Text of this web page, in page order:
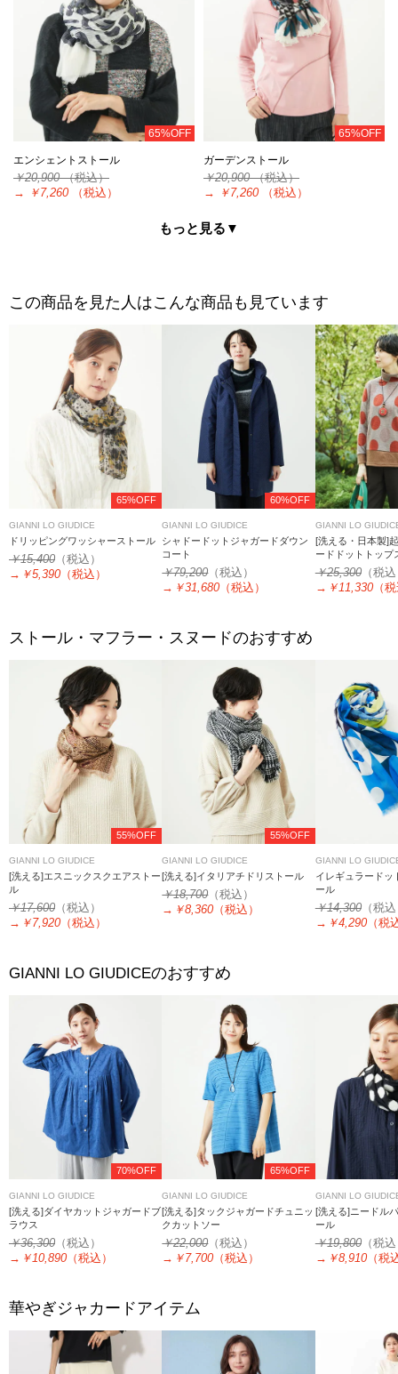
65%OFF
エンシェントストール
￥20,900（税込）
→
￥7,260 （税込）
65%OFF
ガーデンストール
￥20,900（税込）
→
￥7,260 （税込）
もっと見る▼
この商品を見た人はこんな商品も見ています
65%OFF
GIANNI LO GIUDICE
ドリッピングワッシャーストール
￥15,400 （税込）
→ ￥5,390 （税込）
60%OFF
GIANNI LO GIUDICE
シャドードットジャガードダウン
コート
￥79,200（税込）
→ ￥31,680 （税込）
GIANNI LO
[洗える・日本製]
ードドットトップ
￥25,300（税
→ ￥11,330（
ストール・マフラー・スヌードのおすすめ
55%OFF
GIANNI LO GIUDICE
[洗える]エスニックスクエアストー
ル
￥17,600 （税込）
→ ￥7,920 （税込）
55%OFF
GIANNI LO GIUDICE
[洗える]イタリアチドリストール
￥18,700（税込）
→ ￥8,360 （税込）
GIANNI LO
イレギュラードッ
ール
￥14,300（税
→ ￥4,290（税
GIANNI LO GIUDICEのおすすめ
70%OFF
GIANNI LO GIUDICE
[洗える]ダイヤカットジャガードブ
ラウス
￥36,300 （税込）
→ ￥10,890 （税込）
65%OFF
GIANNI LO GIUDICE
[洗える]タックジャガードチュニッ
クカットソー
￥22,000（税込）
→ ￥7,700 （税込）
GIANNI LO
[洗える]ニードル
ール
￥19,800（税
→ ￥8,910（税
華やぎジャカードアイテム